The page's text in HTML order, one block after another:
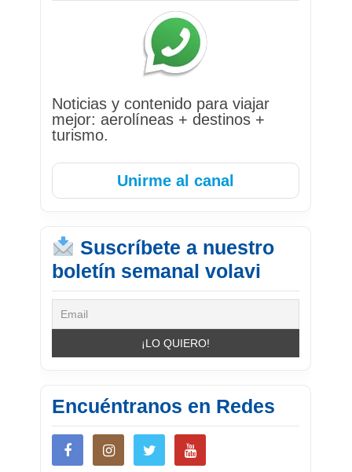
Noticias y contenido para viajar
mejor: aerolíneas + destinos +
turismo.
Unirme al canal
Suscríbete a nuestro
boletín semanal volavi
Encuéntranos en Redes